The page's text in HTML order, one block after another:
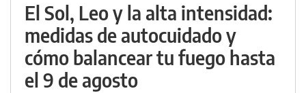
El Sol, Leo y la alta intensidad:
medidas de autocuidado y
cómo balancear tu fuego hasta
el 9 de agosto